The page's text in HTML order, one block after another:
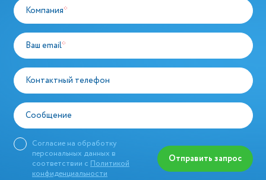
Компания*
Ваш email*
Контактный телефон
Сообщение
Согласие на обработку
персональных данных в
соответствии с Политикой
конфиденциальности
Отправить запрос